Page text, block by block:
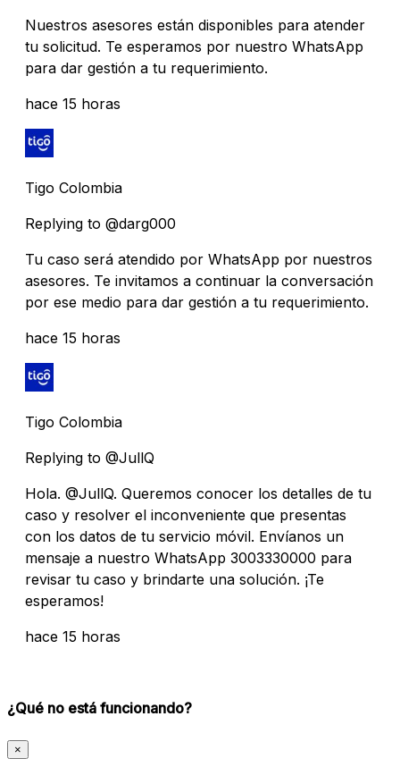
Nuestros asesores están disponibles para atender
tu solicitud. Te esperamos por nuestro WhatsApp
para dar gestión a tu requerimiento.
hace 15 horas
Tigo Colombia
Replying to @darg000
Tu caso será atendido por WhatsApp por nuestros
asesores. Te invitamos a continuar la conversación
por ese medio para dar gestión a tu requerimiento.
hace 15 horas
Tigo Colombia
Replying to @JullQ
Hola. @JullQ. Queremos conocer los detalles de tu
caso y resolver el inconveniente que presentas
con los datos de tu servicio móvil. Envíanos un
mensaje a nuestro WhatsApp 3003330000 para
revisar tu caso y brindarte una solución. ¡Te
esperamos!
hace 15 horas
¿Qué no está funcionando?
×